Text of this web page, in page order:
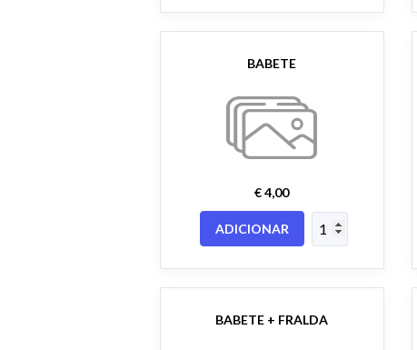
BABETE
€ 4,00
ADICIONAR
BABETE + FRALDA